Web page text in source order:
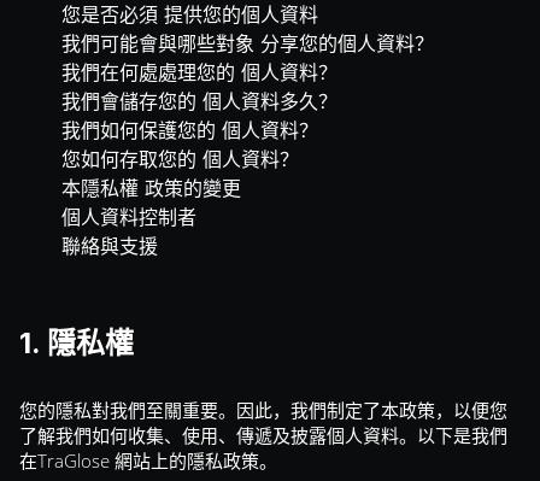
您是否必須 提供您的個人資料
我們可能會與哪些對象 分享您的個人資料？
我們在何處處理您的 個人資料？
我們會儲存您的 個人資料多久？
我們如何保護您的 個人資料？
您如何存取您的 個人資料？
本隱私權 政策的變更
個人資料控制者
聯絡與支援
1. 隱私權
您的隱私對我們至關重要。因此，我們制定了本政策，以便您
了解我們如何收集、使用、傳遞及披露個人資料。以下是我們
在TraGlose 網站上的隱私政策。